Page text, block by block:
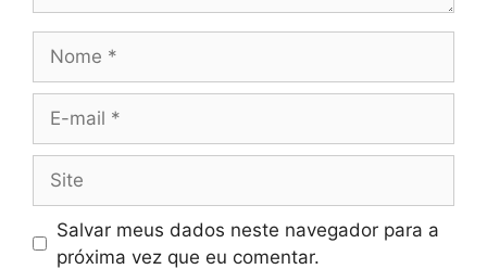
mail
Salvar meus dados neste navegador para a
próxima vez que eu comentar.